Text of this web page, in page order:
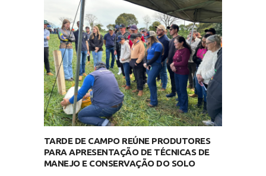
TARDE DE CAMPO REÚNE PRODUTORES
PARA APRESENTAÇÃO DE TÉCNICAS DE
MANEJO E CONSERVAÇÃO DO SOLO